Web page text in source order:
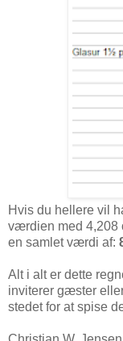
Hvis du hellere vil
værdien med 4,208
en samlet værdi af:
Alt i alt er dette
inviterer gæster
stedet for at spise